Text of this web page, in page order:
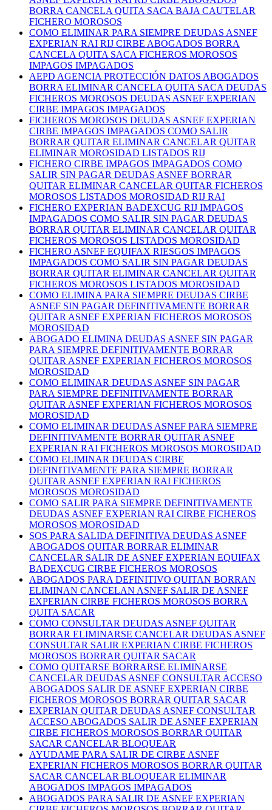
BORRA CANCELA QUITA SACA BAJA CAUTELAR
FICHERO MOROSOS
COMO ELIMINAR PARA SIEMPRE DEUDAS ASNEF
EXPERIAN RAI RIJ CIRBE ABOGADOS BORRA
CANCELA QUITA SACA FICHEROS MOROSOS
IMPAGOS IMPAGADOS
AEPD AGENCIA PROTECCIÓN DATOS ABOGADOS
BORRA ELIMINAR CANCELA QUITA SACA DEUDAS
FICHEROS MOROSOS DEUDAS ASNEF EXPERIAN
CIRBE IMPAGOS IMPAGADOS
FICHEROS MOROSOS DEUDAS ASNEF EXPERIAN
CIRBE IMPAGOS IMPAGADOS COMO SALIR
BORRAR QUITAR ELIMINAR CANCELAR QUITAR
ELIMINAR MOROSIDAD LISTADOS RIJ
FICHERO CIRBE IMPAGOS IMPAGADOS COMO
SALIR SIN PAGAR DEUDAS ASNEF BORRAR
QUITAR ELIMINAR CANCELAR QUITAR FICHEROS
MOROSOS LISTADOS MOROSIDAD RIJ RAI
FICHERO EXPERIAN BADEXCUG RIJ IMPAGOS
IMPAGADOS COMO SALIR SIN PAGAR DEUDAS
BORRAR QUITAR ELIMINAR CANCELAR QUITAR
FICHEROS MOROSOS LISTADOS MOROSIDAD
FICHERO ASNEF EQUIFAX RIESGOS IMPAGOS
IMPAGADOS COMO SALIR SIN PAGAR DEUDAS
BORRAR QUITAR ELIMINAR CANCELAR QUITAR
FICHEROS MOROSOS LISTADOS MOROSIDAD
COMO ELIMINA PARA SIEMPRE DEUDAS CIRBE
ASNEF SIN PAGAR DEFINITIVAMENTE BORRAR
QUITAR ASNEF EXPERIAN FICHEROS MOROSOS
MOROSIDAD
ABOGADO ELIMINA DEUDAS ASNEF SIN PAGAR
PARA SIEMPRE DEFINITIVAMENTE BORRAR
QUITAR ASNEF EXPERIAN FICHEROS MOROSOS
MOROSIDAD
COMO ELIMINAR DEUDAS ASNEF SIN PAGAR
PARA SIEMPRE DEFINITIVAMENTE BORRAR
QUITAR ASNEF EXPERIAN FICHEROS MOROSOS
MOROSIDAD
COMO ELIMINAR DEUDAS ASNEF PARA SIEMPRE
DEFINITIVAMENTE BORRAR QUITAR ASNEF
EXPERIAN RAI FICHEROS MOROSOS MOROSIDAD
COMO ELIMINAR DEUDAS CIRBE
DEFINITIVAMENTE PARA SIEMPRE BORRAR
QUITAR ASNEF EXPERIAN RAI FICHEROS
MOROSOS MOROSIDAD
COMO SALIR PARA SIEMPRE DEFINITIVAMENTE
DEUDAS ASNEF EXPERIAN RAI CIRBE FICHEROS
MOROSOS MOROSIDAD
SOS PARA SALIDA DEFINITIVA DEUDAS ASNEF
ABOGADOS QUITAR BORRAR ELIMINAR
CANCELAR SALIR DE ASNEF EXPERIAN EQUIFAX
BADEXCUG CIRBE FICHEROS MOROSOS
ABOGADOS PARA DEFINITIVO QUITAN BORRAN
ELIMINAN CANCELAN ASNEF SALIR DE ASNEF
EXPERIAN CIRBE FICHEROS MOROSOS BORRA
QUITA SACAR
COMO CONSULTAR DEUDAS ASNEF QUITAR
BORRAR ELIMINARSE CANCELAR DEUDAS ASNEF
CONSULTAR SALIR EXPERIAN CIRBE FICHEROS
MOROSOS BORRAR QUITAR SACAR
COMO QUITARSE BORRARSE ELIMINARSE
CANCELAR DEUDAS ASNEF CONSULTAR ACCESO
ABOGADOS SALIR DE ASNEF EXPERIAN CIRBE
FICHEROS MOROSOS BORRAR QUITAR SACAR
EXPERIAN QUITAR DEUDAS ASNEF CONSULTAR
ACCESO ABOGADOS SALIR DE ASNEF EXPERIAN
CIRBE FICHEROS MOROSOS BORRAR QUITAR
SACAR CANCELAR BLOQUEAR
AYUDAME PARA SALIR DE CIRBE ASNEF
EXPERIAN FICHEROS MOROSOS BORRAR QUITAR
SACAR CANCELAR BLOQUEAR ELIMINAR
ABOGADOS IMPAGOS IMPAGADOS
ABOGADOS PARA SALIR DE ASNEF EXPERIAN